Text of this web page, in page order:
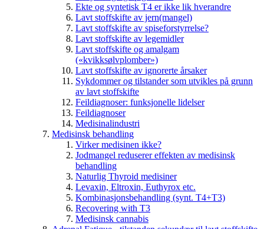
Ekte og syntetisk T4 er ikke lik hverandre
Lavt stoffskifte av jern(mangel)
Lavt stoffskifte av spiseforstyrrelse?
Lavt stoffskifte av legemidler
Lavt stoffskifte og amalgam
(«kvikksølvplomber»)
Lavt stoffskifte av ignorerte årsaker
Sykdommer og tilstander som utvikles på grunn
av lavt stoffskifte
Feildiagnoser: funksjonelle lidelser
Feildiagnoser
Medisinalindustri
Medisinsk behandling
Virker medisinen ikke?
Jodmangel reduserer effekten av medisinsk
behandling
Naturlig Thyroid medisiner
Levaxin, Eltroxin, Euthyrox etc.
Kombinasjonsbehandling (synt. T4+T3)
Recovering with T3
Medisinsk cannabis